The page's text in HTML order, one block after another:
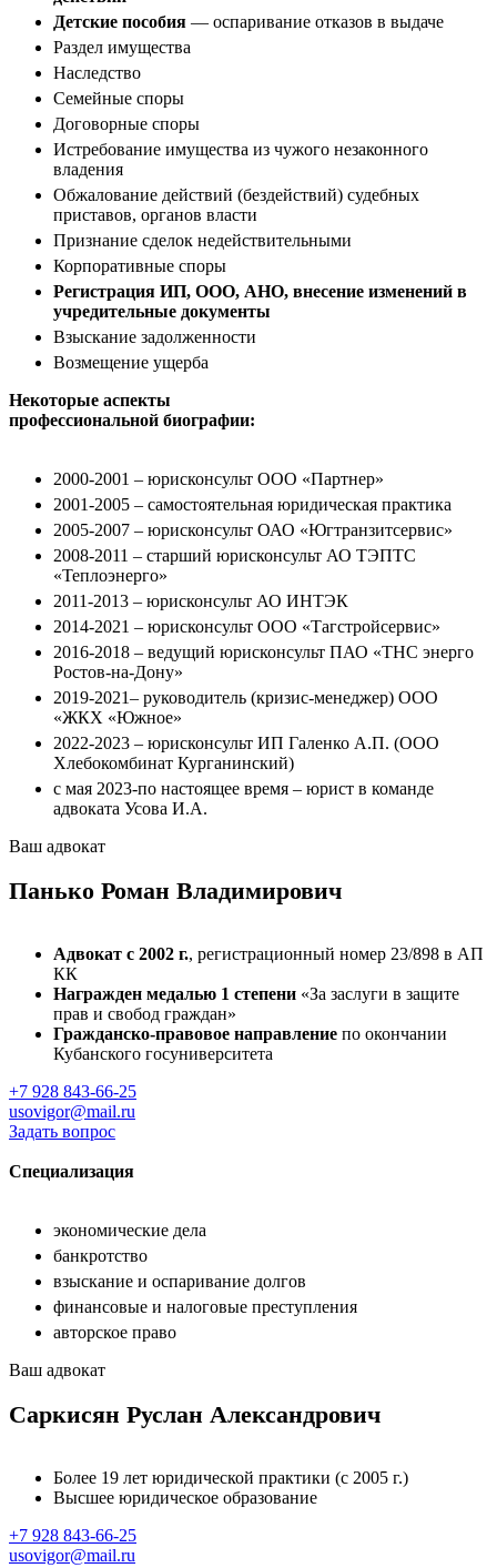
Детские пособия — оспаривание отказов в выдаче
Раздел имущества
Наследство
Семейные споры
Договорные споры
Истребование имущества из чужого незаконного
владения
Обжалование действий (бездействий) судебных
приставов, органов власти
Признание сделок недействительными
Корпоративные споры
Регистрация ИП, ООО, АНО, внесение изменений в
учредительные документы
Взыскание задолженности
Возмещение ущерба
Некоторые аспекты
профессиональной биографии:
2000-2001 – юрисконсульт ООО «Партнер»
2001-2005 – самостоятельная юридическая практика
2005-2007 – юрисконсульт ОАО «Югтранзитсервис»
2008-2011 – старший юрисконсульт АО ТЭПТС
«Теплоэнерго»
2011-2013 – юрисконсульт АО ИНТЭК
2014-2021 – юрисконсульт ООО «Тагстройсервис»
2016-2018 – ведущий юрисконсульт ПАО «ТНС энерго
Ростов-на-Дону»
2019-2021– руководитель (кризис-менеджер) ООО
«ЖКХ «Южное»
2022-2023 – юрисконсульт ИП Галенко А.П. (ООО
Хлебокомбинат Курганинский)
с мая 2023-по настоящее время – юрист в команде
адвоката Усова И.А.
Ваш адвокат
Панько Роман Владимирович
Адвокат с 2002 г., регистрационный номер 23/898 в АП
КК
Награжден медалью 1 степени «За заслуги в защите
прав и свобод граждан»
Гражданско-правовое направление по окончании
Кубанского госуниверситета
+7 928 843-66-25
usovigor@mail.ru
Задать вопрос
Специализация
экономические дела
банкротство
взыскание и оспаривание долгов
финансовые и налоговые преступления
авторское право
Ваш адвокат
Саркисян Руслан Александрович
Более 19 лет юридической практики (с 2005 г.)
Высшее юридическое образование
+7 928 843-66-25
usovigor@mail.ru